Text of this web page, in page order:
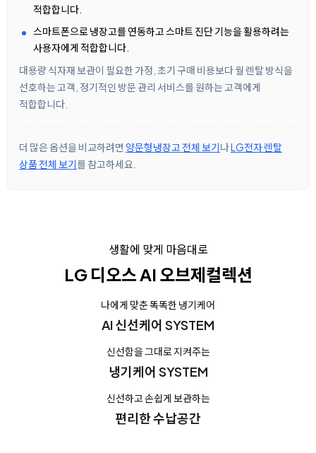
적합합니다.
스마트폰으로 냉장고를 연동하고 스마트 진단 기능을 활용하려는
사용자에게 적합합니다.
대용량 식자재 보관이 필요한 가정, 초기 구매 비용보다 월 렌탈 방식을
선호하는 고객, 정기적인 방문 관리 서비스를 원하는 고객에게
적합합니다.
더 많은 옵션을 비교하려면 양문형냉장고 전체 보기나LG전자 렌탈
상품 전체 보기를 참고하세요.
생활에 맞게 마음대로
LG 디오스 AI 오브제컬렉션
나에게 맞춘 똑똑한 냉기케어
AI 신선케어 SYSTEM
신선함을 그대로 지켜주는
냉기케어 SYSTEM
신선하고 손쉽게 보관하는
편리한 수납공간